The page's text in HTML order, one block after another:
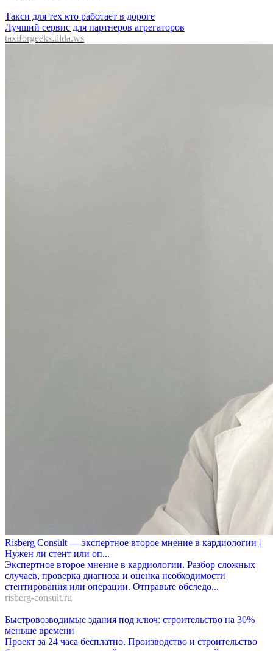
Такси для тех кто работает в дороге
Лучший сервис для партнеров агрегаторов
taxiforgeeks.tilda.ws
Risberg Consult — экспертное второе мнение в кардиологии |
Нужен ли стент или оп...
Экспертное второе мнение в кардиологии. Разбор сложных
случаев, проверка диагноза и оценка необходимости
стентирования или операции. Отправьте обследо...
risberg-consult.ru
Быстровозводимые здания под ключ: строительство на 30%
меньше времени
Проект за 24 часа бесплатно. Производство и строительство